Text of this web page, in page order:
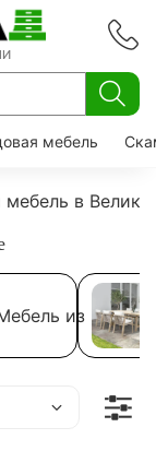
мебель
мебель в
из